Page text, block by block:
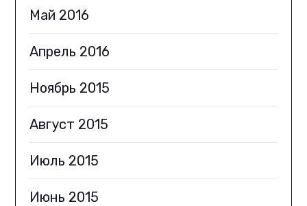
Май 2016
Апрель 2016
Ноябрь 2015
Август 2015
Июль 2015
Июнь 2015